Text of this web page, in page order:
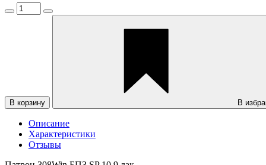
В корзину В
Описание
Характеристики
Отзывы